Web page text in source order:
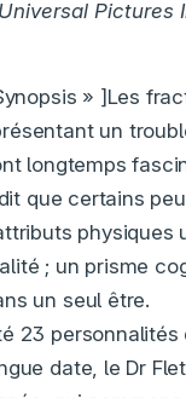
Universal Pictures
» ]Les
un
longtemps
que certains
physiques
; un prisme
un seul être.
23 personnalités
date, le Dr